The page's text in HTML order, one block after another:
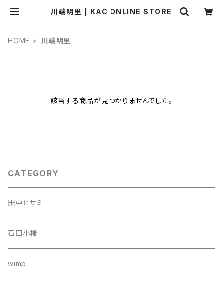
川端明里 | KAC ONLINE STORE
HOME 川端明里
該当する商品が見つかりませんでした。
CATEGORY
田中ヒサミ
石田小榛
wimp